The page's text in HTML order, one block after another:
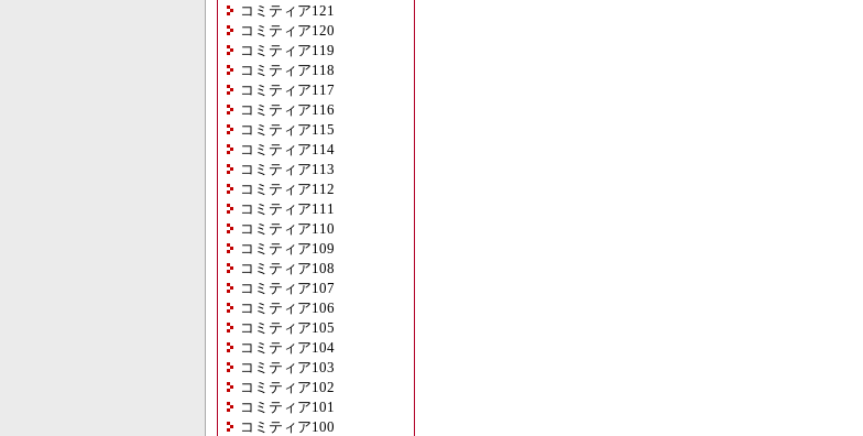
コミティア121
コミティア120
コミティア119
コミティア118
コミティア117
コミティア116
コミティア115
コミティア114
コミティア113
コミティア112
コミティア111
コミティア110
コミティア109
コミティア108
コミティア107
コミティア106
コミティア105
コミティア104
コミティア103
コミティア102
コミティア101
コミティア100